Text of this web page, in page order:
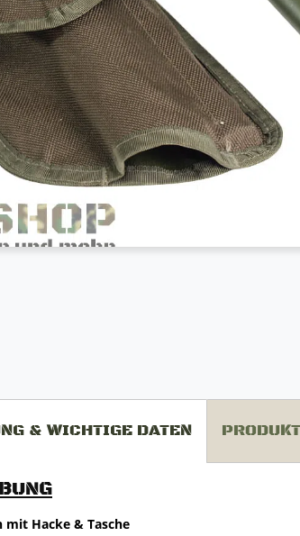
& WICHTIGE DATEN
mit Hacke & Tasche